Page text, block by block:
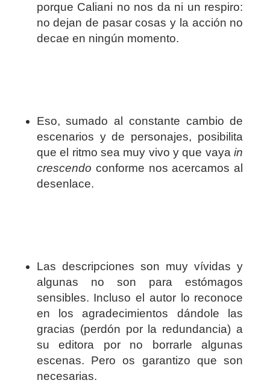
porque Caliani no nos da ni un respiro:
no dejan de pasar cosas y la acción no
decae en ningún momento.
Eso, sumado al constante cambio de
escenarios y de personajes, posibilita
que el ritmo sea muy vivo y que vayain
crescendo conforme nos acercamos al
desenlace.
Las descripciones son muy vívidas y
algunas no son para estómagos
sensibles. Incluso el autor lo reconoce
en los agradecimientos dándole las
gracias (perdón por la redundancia) a
su editora por no borrarle algunas
escenas. Pero os garantizo que son
necesarias.